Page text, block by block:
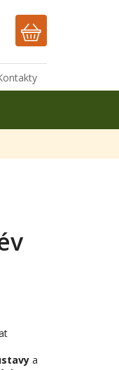
NÁKUPNÍ
a